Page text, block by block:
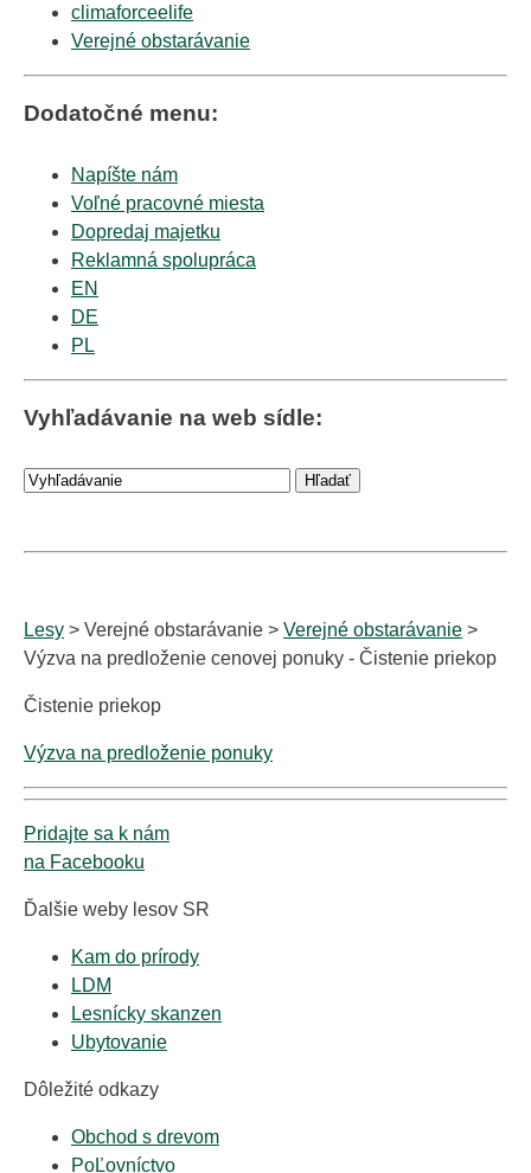
climaforceelife
Verejné obstarávanie
Dodatočné menu:
Napíšte nám
Voľné pracovné miesta
Dopredaj majetku
Reklamná spolupráca
EN
DE
PL
Vyhľadávanie na web sídle:
Lesy > Verejné obstarávanie > Verejné obstarávanie >
Výzva na predloženie cenovej ponuky - Čistenie priekop
Čistenie priekop
Výzva na predloženie ponuky
Pridajte sa k nám
na Facebooku
Ďalšie weby lesov SR
Kam do prírody
LDM
Lesnícky skanzen
Ubytovanie
Dôležité odkazy
Obchod s drevom
PoĽovníctvo